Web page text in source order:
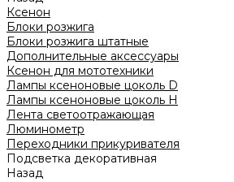
Ксенон
Блоки розжига
Блоки розжига штатные
Дополнительные аксессуары
Ксенон для мототехники
Лампы ксеноновые цоколь D
Лампы ксеноновые цоколь H
Лента светоотражающая
Люминометр
Переходники прикуривателя
Подсветка декоративная
Назад